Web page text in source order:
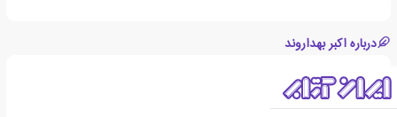
درباره اکبر بهداروند